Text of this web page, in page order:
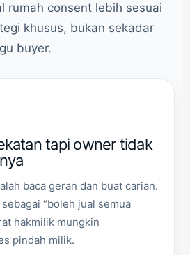
rumah consent lebih sesuai
khusus, bukan sekadar
buyer.
tapi owner tidak
baca geran dan buat carian.
“boleh jual semua
hakmilik mungkin
pindah milik.